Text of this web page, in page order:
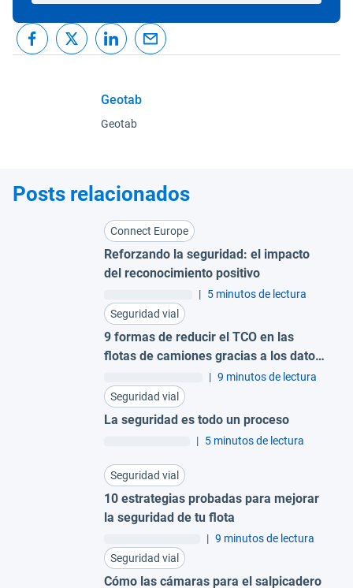
Geotab
Geotab
Posts relacionados
Connect Europe
Reforzando la seguridad: el impacto
del reconocimiento positivo
| 5 minutos de lectura
Seguridad vial
9 formas de reducir el TCO en las
flotas de camiones gracias a los datos
de las dashcams con IA
| 9 minutos de lectura
Seguridad vial
La seguridad es todo un proceso
| 5 minutos de lectura
Seguridad vial
10 estrategias probadas para mejorar
la seguridad de tu flota
| 9 minutos de lectura
Seguridad vial
Cómo las cámaras para el salpicadero